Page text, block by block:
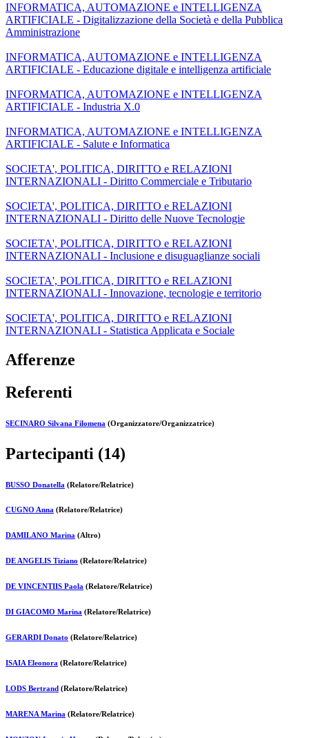
INFORMATICA, AUTOMAZIONE e INTELLIGENZA
ARTIFICIALE - Digitalizzazione della Società e della Pubblica
Amministrazione
INFORMATICA, AUTOMAZIONE e INTELLIGENZA
ARTIFICIALE - Educazione digitale e intelligenza artificiale
INFORMATICA, AUTOMAZIONE e INTELLIGENZA
ARTIFICIALE - Industria X.0
INFORMATICA, AUTOMAZIONE e INTELLIGENZA
ARTIFICIALE - Salute e Informatica
SOCIETA', POLITICA, DIRITTO e RELAZIONI
INTERNAZIONALI - Diritto Commerciale e Tributario
SOCIETA', POLITICA, DIRITTO e RELAZIONI
INTERNAZIONALI - Diritto delle Nuove Tecnologie
SOCIETA', POLITICA, DIRITTO e RELAZIONI
INTERNAZIONALI - Inclusione e disuguaglianze sociali
SOCIETA', POLITICA, DIRITTO e RELAZIONI
INTERNAZIONALI - Innovazione, tecnologie e territorio
SOCIETA', POLITICA, DIRITTO e RELAZIONI
INTERNAZIONALI - Statistica Applicata e Sociale
Afferenze
Referenti
SECINARO Silvana Filomena (Organizzatore/Organizzatrice)
Partecipanti (14)
BUSSO Donatella (Relatore/Relatrice)
CUGNO Anna (Relatore/Relatrice)
DAMILANO Marina (Altro)
DE ANGELIS Tiziano (Relatore/Relatrice)
DE VINCENTIIS Paola (Relatore/Relatrice)
DI GIACOMO Marina (Relatore/Relatrice)
GERARDI Donato (Relatore/Relatrice)
ISAIA Eleonora (Relatore/Relatrice)
LODS Bertrand (Relatore/Relatrice)
MARENA Marina (Relatore/Relatrice)